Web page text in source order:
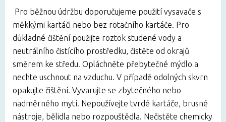
Pro běžnou údržbu doporučujeme použití vysavače s
měkkými kartáči nebo bez rotačního kartáče. Pro
důkladné čištění použijte roztok studené vody a
neutrálního čistícího prostředku, čistěte od okrajů
směrem ke středu. Opláchněte přebytečné mýdlo a
nechte uschnout na vzduchu. V případě odolných skvrn
opakujte čištění. Vyvarujte se zbytečného nebo
nadměrného mytí. Nepoužívejte tvrdé kartáče, brusné
nástroje, bělidla nebo rozpouštědla. Nečistěte chemicky